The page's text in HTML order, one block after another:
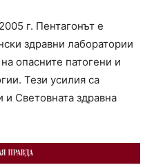
г. Пентагонът е
здравни лаборатории
опасните патогени и
Тези усилия са
и Световната здравна